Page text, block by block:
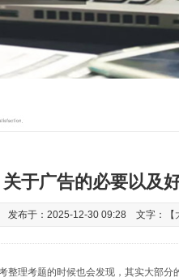
于广告的必要以及
发布于：2025-12-30 09:28 文字：【
整理考题的时候也会发现，其实大部